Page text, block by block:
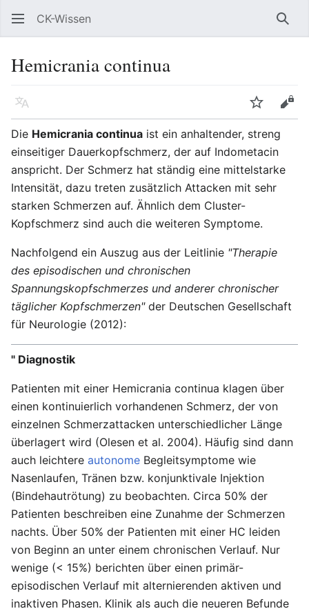
CK-Wissen
Hemicrania continua
Sprache
Die Hemicrania continua ist ein anhaltender, streng
einseitiger Dauerkopfschmerz, der auf Indometacin
anspricht. Der Schmerz hat ständig eine mittelstarke
Intensität, dazu treten zusätzlich Attacken mit sehr
starken Schmerzen auf. Ähnlich dem Cluster-
Kopfschmerz sind auch die weiteren Symptome.
Nachfolgend ein Auszug aus der Leitlinie "Therapie
des episodischen und chronischen
Spannungskopfschmerzes und anderer chronischer
täglicher Kopfschmerzen"der Deutschen Gesellschaft
für Neurologie (2012):
" Diagnostik
Patienten mit einer Hemicrania continua klagen über
einen kontinuierlich vorhandenen Schmerz, der von
einzelnen Schmerzattacken unterschiedlicher Länge
überlagert wird (Olesen et al. 2004). Häufig sind dann
auch leichtere autonome Begleitsymptome wie
Nasenlaufen, Tränen bzw. konjunktivale Injektion
(Bindehautrötung) zu beobachten. Circa 50% der
Patienten beschreiben eine Zunahme der Schmerzen
nachts. Über 50% der Patienten mit einer HC leiden
von Beginn an unter einem chronischen Verlauf. Nur
wenige (< 15%) berichten über einen primär-
episodischen Verlauf mit alternierenden aktiven und
inaktiven Phasen. Klinik als auch die neueren Befunde